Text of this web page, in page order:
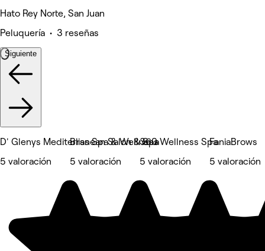
Hato Rey Norte, San Juan
Peluquería • 3 reseñas
Siguiente
D' Glenys Mediterranean Salon & Spa
5 valoración
Bliss Spa & Wellness
5 valoración
360 Wellness Spa
5 valoración
FaniaBrows
5 valoración